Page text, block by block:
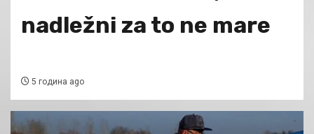
nadležni za to ne mare
5 година ago